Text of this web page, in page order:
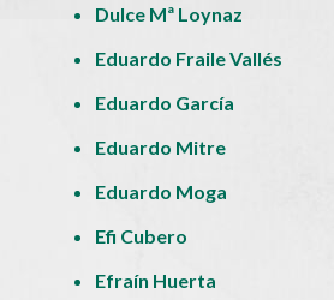
Dulce Mª Loynaz
Eduardo Fraile Vallés
Eduardo García
Eduardo Mitre
Eduardo Moga
Efi Cubero
Efraín Huerta